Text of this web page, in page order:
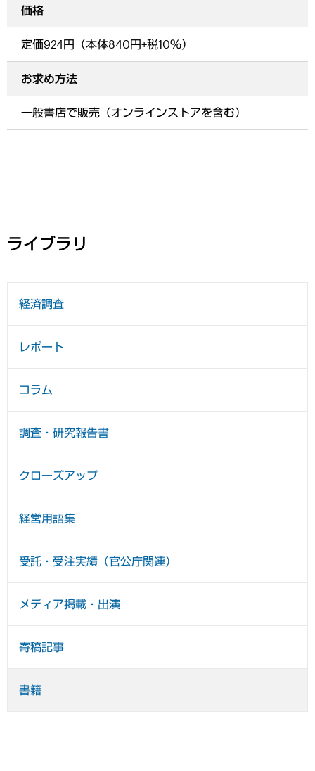
価格
定価924円（本体840円+税10％）
お求め方法
一般書店で販売（オンラインストアを含む）
ライブラリ
経済調査
レポート
コラム
調査・研究報告書
クローズアップ
経営用語集
受託・受注実績（官公庁関連）
メディア掲載・出演
寄稿記事
書籍